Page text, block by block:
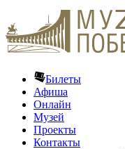
Билеты
Афиша
Онлайн
Музей
Проекты
Контакты